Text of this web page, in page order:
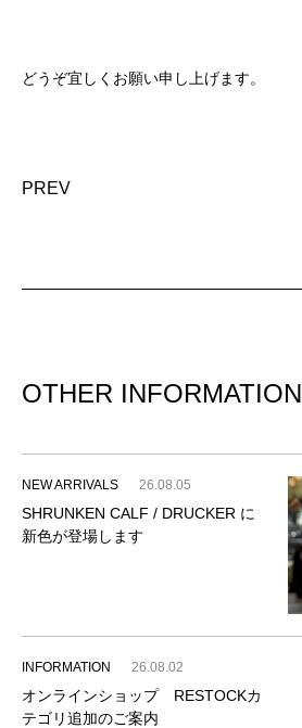
どうぞ宜しくお願い申し上げます。
PREV
OTHER INFORMATION
NEW ARRIVALS 26.08.05
SHRUNKEN CALF / DRUCKER に
新色が登場します
INFORMATION 26.08.02
オンラインショップ RESTOCKカ
テゴリ追加のご案内